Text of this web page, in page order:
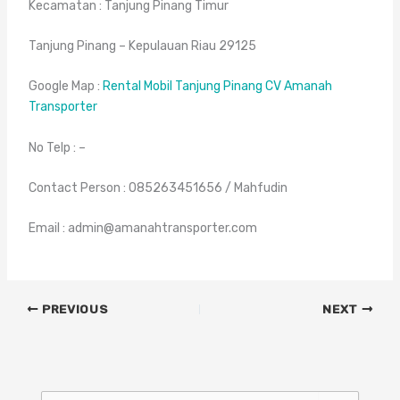
Kecamatan : Tanjung Pinang Timur
Tanjung Pinang – Kepulauan Riau 29125
Google Map : Rental Mobil Tanjung Pinang CV Amanah
Transporter
No Telp : –
Contact Person : 085263451656 / Mahfudin
Email : admin@amanahtransporter.com
PREVIOUS NEXT